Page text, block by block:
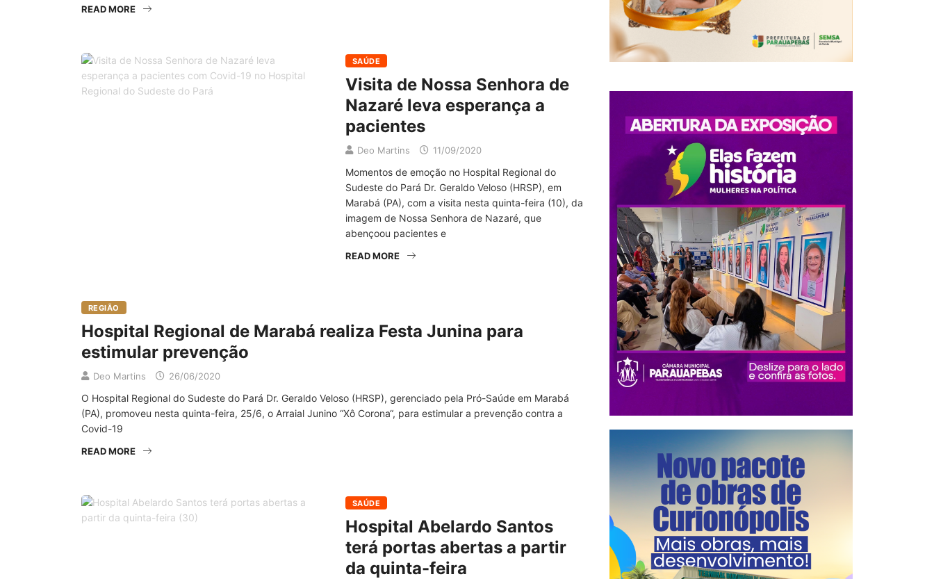
READ MORE
SAÚDE
Visita de Nossa Senhora de
Nazaré leva esperança a
pacientes
Deo Martins 11/09/2020
Momentos de emoção no Hospital Regional do
Sudeste do Pará Dr. Geraldo Veloso (HRSP), em
Marabá (PA), com a visita nesta quinta-feira (10), da
imagem de Nossa Senhora de Nazaré, que
abençoou pacientes e
READ MORE
REGIÃO
Hospital Regional de Marabá realiza Festa Junina para
estimular prevenção
Deo Martins 26/06/2020
O Hospital Regional do Sudeste do Pará Dr. Geraldo Veloso (HRSP), gerenciado pela Pró-Saúde em Marabá
(PA), promoveu nesta quinta-feira, 25/6, o Arraial Junino “Xô Corona“, para estimular a prevenção contra a
Covid-19
READ MORE
SAÚDE
Hospital Abelardo Santos
terá portas abertas a partir
da quinta-feira